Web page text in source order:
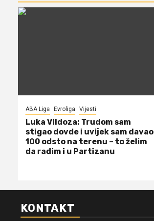
ABA Liga Evroliga Vijesti
Luka Vildoza: Trudom sam
stigao dovde i uvijek sam davao
100 odsto na terenu – to želim
da radim i u Partizanu
KONTAKT